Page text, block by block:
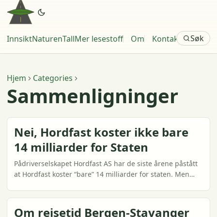
InnsiktNaturenTallMer lesestoff Om Kontakt Søk
Hjem Categories
Sammenligninger
Nei, Hordfast koster ikke bare
14 milliarder for Staten
Pådriverselskapet Hordfast AS har de siste årene påstått
at Hordfast koster “bare” 14 milliarder for staten. Men
milliarder høyere. Selv tror jeg at inngangstallene i SVV
sitt regnestykke er urealistiske, og hevder her at det er
Om reisetid Bergen-Stavanger